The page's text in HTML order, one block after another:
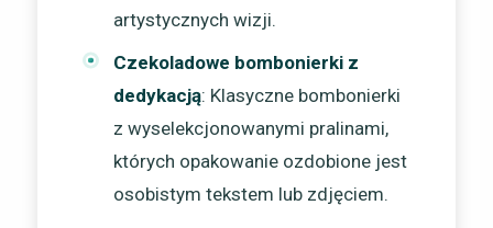
artystycznych wizji.
Czekoladowe bombonierki z
dedykacją: Klasyczne bombonierki
z wyselekcjonowanymi pralinami,
których opakowanie ozdobione jest
osobistym tekstem lub zdjęciem.